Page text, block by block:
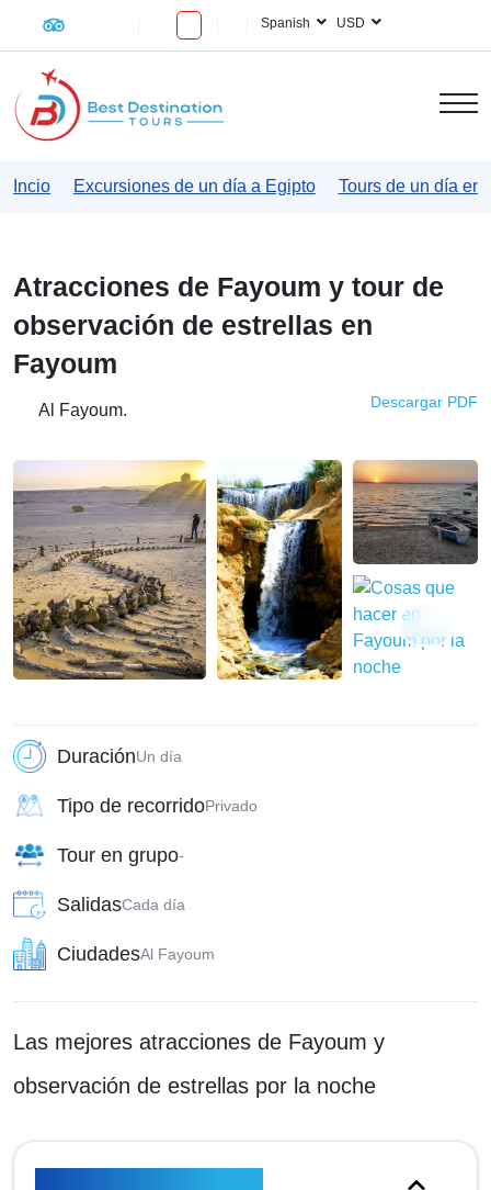
Spanish USD
Incio Excursiones de un día a Egipto Tours de un día en
Atracciones de Fayoum y tour de
observación de estrellas en
Fayoum
Al Fayoum. Descargar PDF
DuraciónUn día
Tipo de recorridoPrivado
Tour en grupo-
SalidasCada día
CiudadesAl Fayoum
Las mejores atracciones de Fayoum y
observación de estrellas por la noche